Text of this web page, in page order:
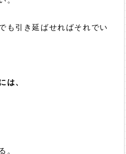
も引き延ばせればそれでい
は、
。